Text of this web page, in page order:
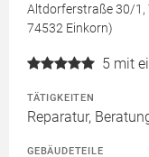
Altdorferstraße 30/1,
74532 Einkorn)
5 mit
TÄTIGKEITEN
Reparatur,
GEBÄUDETEILE